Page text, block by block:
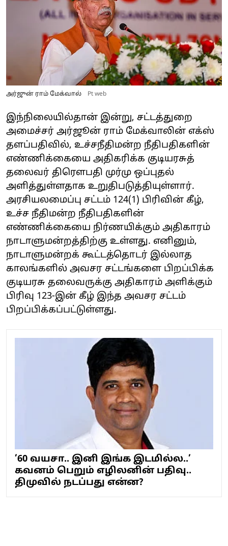
அர்ஜுன் ராம் மேக்வால் Pt web
இந்நிலையில்தான் இன்று, சட்டத்துறை
அமைச்சர் அர்ஜூன் ராம் மேக்வாலின் எக்ஸ்
தளப்பதிவில், உச்சநீதிமன்ற நீதிபதிகளின்
எண்ணிக்கையை அதிகரிக்க குடியரசுத்
தலைவர் திரௌபதி முர்மு ஒப்புதல்
அளித்துள்ளதாக உறுதிபடுத்தியுள்ளார்.
அரசியலமைப்பு சட்டம் 124(1) பிரிவின் கீழ்,
உச்ச நீதிமன்ற நீதிபதிகளின்
எண்ணிக்கையை நிர்ணயிக்கும் அதிகாரம்
நாடாளுமன்றத்திற்கு உள்ளது. எனினும்,
நாடாளுமன்றக் கூட்டத்தொடர் இல்லாத
காலங்களில் அவசர சட்டங்களை பிறப்பிக்க
குடியரசு தலைவருக்கு அதிகாரம் அளிக்கும்
பிரிவு 123-இன் கீழ் இந்த அவசர சட்டம்
பிறப்பிக்கப்பட்டுள்ளது.
’60 வயசா.. இனி இங்க இடமில்ல..’
கவனம் பெறும் எழிலனின் பதிவு..
திமுவில் நடப்பது என்ன?